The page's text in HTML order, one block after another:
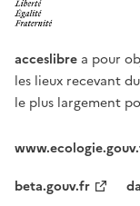
acceslibre a pour
les lieux recevant
le plus largement
beta.gouv.fr